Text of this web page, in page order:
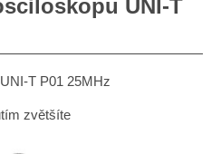
UNI-T
T P01 25MHz
zvětšíte